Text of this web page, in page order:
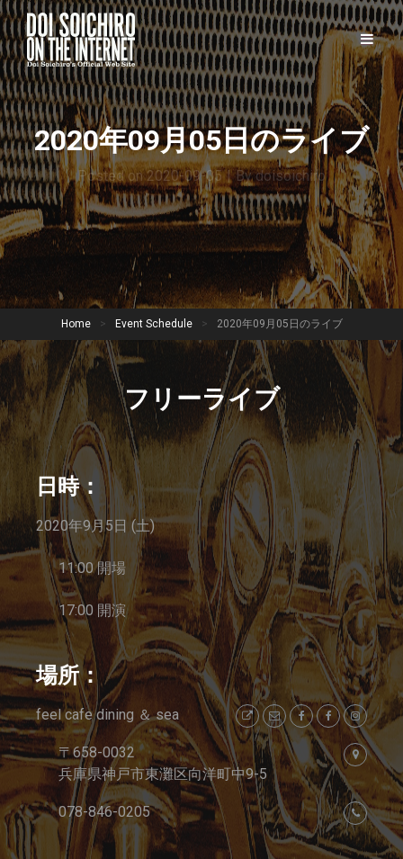
2020年09月05日のライブ
Posted on2020-09-05 | Bydoisoichiro
Home > Event Schedule > 2020年09月05日のライブ
フリーライブ
日時：
2020年9月5日 (土)
11:00 開場
17:00 開演
場所：
feel cafe dining ＆ sea
〒658-0032
兵庫県神戸市東灘区向洋町中9-5
078-846-0205